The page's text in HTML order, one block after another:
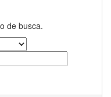
de busca.